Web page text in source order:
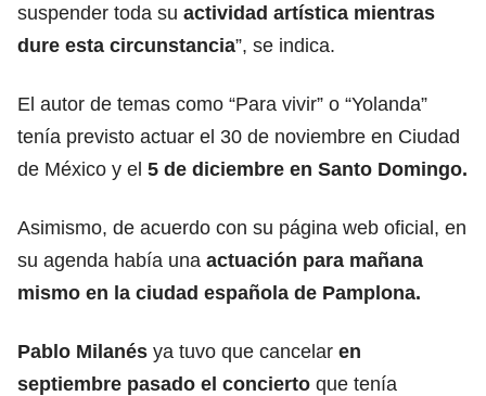
suspender toda su actividad artística mientras
dure esta circunstancia”, se indica.
El autor de temas como “Para vivir” o “Yolanda”
tenía previsto actuar el 30 de noviembre en Ciudad
de México y el 5 de diciembre en Santo Domingo.
Asimismo, de acuerdo con su página web oficial, en
su agenda había una actuación para mañana
mismo en la ciudad española de Pamplona.
Pablo Milanés ya tuvo que cancelar en
septiembre pasado el concierto que tenía